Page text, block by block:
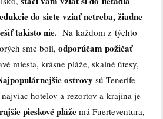
do siete vziať netreba, žiadne
takisto nie. Na každom z týchto
sme boli,odporúčam požičať
miesta, krásne pláže, skalné útesy,
ostrovy sú Tenerife
hotelov a rezortov a krajina je
pieskové pláže má Fuerteventura,